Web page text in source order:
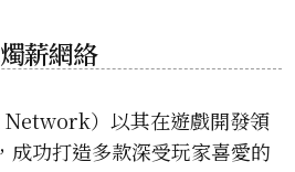
薪網絡
）以其在遊戲開發領
成功打造多款深受玩家喜愛的